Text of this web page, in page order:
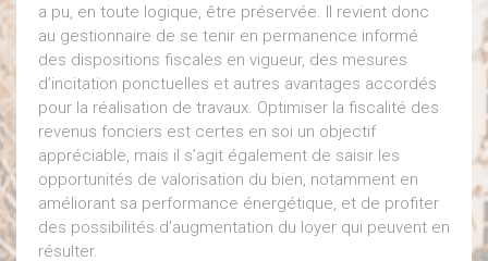
a pu, en toute logique, être préservée. Il revient donc
au gestionnaire de se tenir en permanence informé
des dispositions fiscales en vigueur, des mesures
d’incitation ponctuelles et autres avantages accordés
pour la réalisation de travaux. Optimiser la fiscalité des
revenus fonciers est certes en soi un objectif
appréciable, mais il s’agit également de saisir les
opportunités de valorisation du bien, notamment en
améliorant sa performance énergétique, et de profiter
des possibilités d’augmentation du loyer qui peuvent en
résulter.